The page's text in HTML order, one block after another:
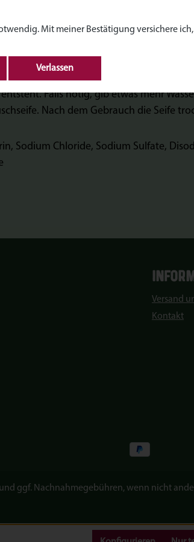
Erlebnis für jeden zu schaffen. Sie
Falls nötig, gib etwas mehr
Nach dem Gebrauch die Seife
Sodium Chloride, Sodium Sulfate,
Versand
Kontakt
und ggf. Nachnahmegebühren, wenn nicht
Mit meiner Bestätigung versichere ich,
Verlassen